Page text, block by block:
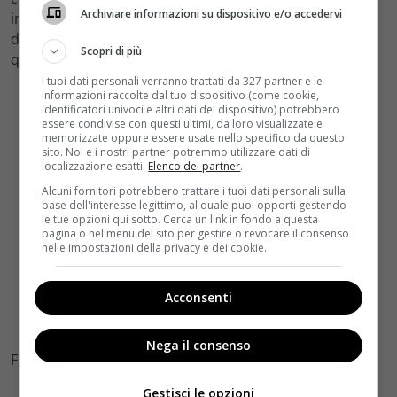
incontrarlo per parlargli, vuole assolutamente avere
delle risposte da lui. Ma cosa sa Davide su Edoardo e
quali sono gli altri segreti che nasconde?
Foto Reti in Rete
Archiviare informazioni su dispositivo e/o accedervi
Scopri di più
I tuoi dati personali verranno trattati da 327 partner e le
informazioni raccolte dal tuo dispositivo (come cookie,
identificatori univoci e altri dati del dispositivo) potrebbero
essere condivise con questi ultimi, da loro visualizzate e
memorizzate oppure essere usate nello specifico da questo
sito. Noi e i nostri partner potremmo utilizzare dati di
localizzazione esatti. Elenco dei partner.
Alcuni fornitori potrebbero trattare i tuoi dati personali sulla
base dell'interesse legittimo, al quale puoi opporti gestendo
le tue opzioni qui sotto. Cerca un link in fondo a questa
pagina o nel menu del sito per gestire o revocare il consenso
nelle impostazioni della privacy e dei cookie.
Acconsenti
Nega il consenso
Gestisci le opzioni